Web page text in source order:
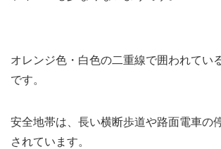
オレンジ色・白色の二重線で囲われてい
です。
安全地帯は、長い横断歩道や路面電車の
されています。